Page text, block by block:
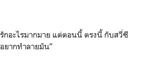
กอะไรมากมาย แต่ตอนนี้ ตรงนี้ กับสวี่ซี
ยากทำลายมัน”